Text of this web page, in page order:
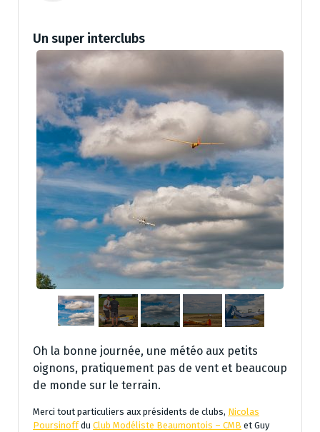
Un super interclubs
Oh la bonne journée, une météo aux petits
oignons, pratiquement pas de vent et beaucoup
de monde sur le terrain.
Merci tout particuliers aux présidents de clubs, Nicolas
Poursinoffdu Club Modéliste Beaumontois – CMB et Guy